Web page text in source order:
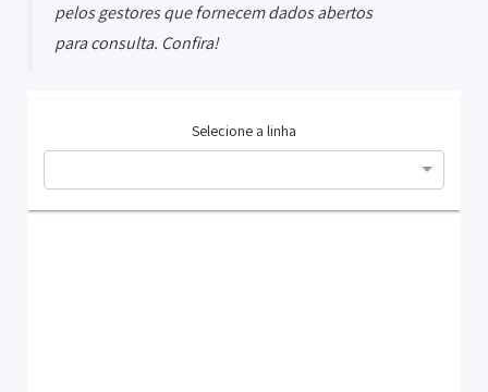
pelos gestores que fornecem dados abertos
para consulta. Confira!